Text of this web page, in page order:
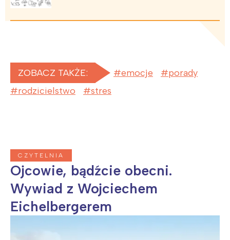
ZOBACZ TAKŻE: emocje
porady
rodzicielstwo
stres
CZYTELNIA
Ojcowie, bądźcie obecni.
Wywiad z Wojciechem
Eichelbergerem